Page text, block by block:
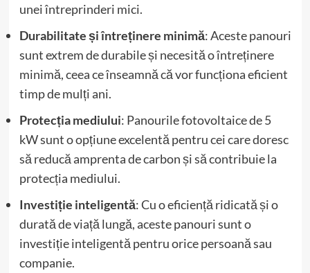
unei întreprinderi mici.
Durabilitate și întreținere minimă: Aceste panouri
sunt extrem de durabile și necesită o întreținere
minimă, ceea ce înseamnă că vor funcționa eficient
timp de mulți ani.
Protecția mediului: Panourile fotovoltaice de 5
kW sunt o opțiune excelentă pentru cei care doresc
să reducă amprenta de carbon și să contribuie la
protecția mediului.
Investiție inteligentă: Cu o eficiență ridicată și o
durată de viață lungă, aceste panouri sunt o
investiție inteligentă pentru orice persoană sau
companie.